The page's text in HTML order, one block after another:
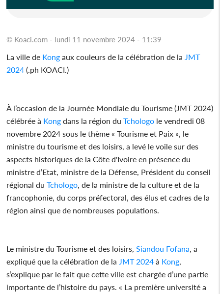
© Koaci.com - lundi 11 novembre 2024 - 11:39
La ville de Kong aux couleurs de la célébration de la JMT
2024 (.ph KOACI.)
À l’occasion de la Journée Mondiale du Tourisme (JMT 2024)
célébrée à Kong dans la région du Tchologo le vendredi 08
novembre 2024 sous le thème « Tourisme et Paix », le
ministre du tourisme et des loisirs, a levé le voile sur des
aspects historiques de la Côte d'Ivoire en présence du
ministre d’Etat, ministre de la Défense, Président du conseil
régional du Tchologo , de la ministre de la culture et de la
francophonie, du corps préfectoral, des élus et cadres de la
région ainsi que de nombreuses populations.
Le ministre du Tourisme et des loisirs, Siandou Fofana , a
expliqué que la célébration de la JMT 2024 à Kong
s’explique par le fait que cette ville est chargée d’une partie
importante de l’histoire du pays. « La première université a